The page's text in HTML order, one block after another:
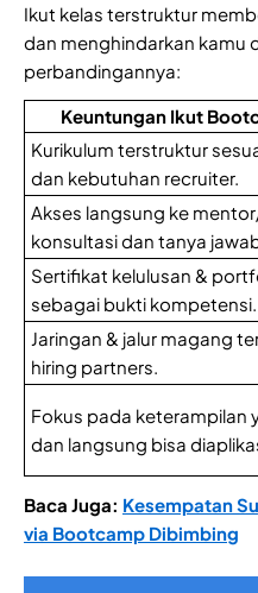
Ikut kelas terstruktur
dan menghindarkan kamu
perbandingannya:
Keuntungan Ikut
Kurikulum terstruktur
dan kebutuhan recruiter.
Akses langsung ke
konsultasi dan tanya
Sertifikat kelulusan &
sebagai bukti kompetensi.
Jaringan & jalur magang
hiring partners.
Fokus pada keterampilan
dan langsung bisa
Baca Juga: Kesempatan
via Bootcamp Dibimbing